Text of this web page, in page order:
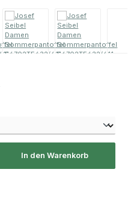
In den Warenkorb